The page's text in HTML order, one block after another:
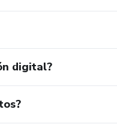
digital?